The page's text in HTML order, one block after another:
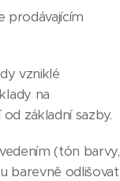
prodávajícím
vzniklé
na
základní sazby.
(tón barvy,
barevně odlišovat